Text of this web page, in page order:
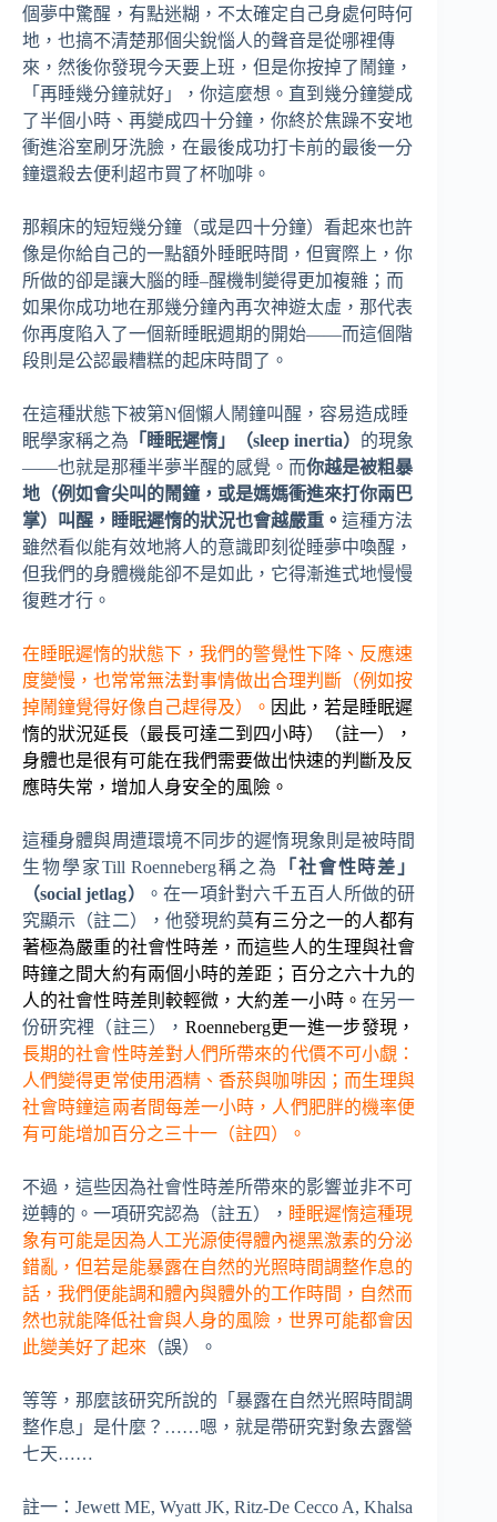
個夢中驚醒，有點迷糊，不太確定自己身處何時何
地，也搞不清楚那個尖銳惱人的聲音是從哪裡傳
來，然後你發現今天要上班，但是你按掉了鬧鐘，
「再睡幾分鐘就好」，你這麼想。直到幾分鐘變成
了半個小時、再變成四十分鐘，你終於焦躁不安地
衝進浴室刷牙洗臉，在最後成功打卡前的最後一分
鐘還殺去便利超市買了杯咖啡。
那賴床的短短幾分鐘（或是四十分鐘）看起來也許
像是你給自己的一點額外睡眠時間，但實際上，你
所做的卻是讓大腦的睡–醒機制變得更加複雜；而
如果你成功地在那幾分鐘內再次神遊太虛，那代表
你再度陷入了一個新睡眠週期的開始——而這個階
段則是公認最糟糕的起床時間了。
在這種狀態下被第N個懶人鬧鐘叫醒，容易造成睡
眠學家稱之為 「睡眠遲惰」（sleep inertia） 的現象
——也就是那種半夢半醒的感覺。而你越是被粗暴
地（例如會尖叫的鬧鐘，或是媽媽衝進來打你兩巴
掌）叫醒，睡眠遲惰的狀況也會越嚴重。 這種方法
雖然看似能有效地將人的意識即刻從睡夢中喚醒，
但我們的身體機能卻不是如此，它得漸進式地慢慢
復甦才行。
在睡眠遲惰的狀態下，我們的警覺性下降、反應速
度變慢，也常常無法對事情做出合理判斷（例如按
掉鬧鐘覺得好像自己趕得及）。 因此，若是睡眠遲
惰的狀況延長（最長可達二到四小時）（註一），
身體也是很有可能在我們需要做出快速的判斷及反
應時失常，增加人身安全的風險。
這種身體與周遭環境不同步的遲惰現象則是被時間
生物學家Till Roenneberg稱之為
「社會性時差」
（social jetlag）
。在一項針對六千五百人所做的研
究顯示（註二），他發現約莫有三分之一的人都有
著極為嚴重的社會性時差，而這些人的生理與社會
時鐘之間大約有兩個小時的差距；百分之六十九的
人的社會性時差則較輕微，大約差一小時。在另一
份研究裡（註三）， Roenneberg更一進一步發現，
長期的社會性時差對人們所帶來的代價不可小覷：
人們變得更常使用酒精、香菸與咖啡因；而生理與
社會時鐘這兩者間每差一小時，人們肥胖的機率便
有可能增加百分之三十一（註四）。
不過，這些因為社會性時差所帶來的影響並非不可
逆轉的。一項研究認為（註五）， 睡眠遲惰這種現
象有可能是因為人工光源使得體內褪黑激素的分泌
錯亂，但若是能暴露在自然的光照時間調整作息的
話，我們便能調和體內與體外的工作時間，自然而
然也就能降低社會與人身的風險，世界可能都會因
此變美好了起來 （誤）。
等等，那麼該研究所說的「暴露在自然光照時間調
整作息」是什麼？……嗯，就是帶研究對象去露營
七天……
註一：Jewett ME, Wyatt JK, Ritz-De Cecco A, Khalsa